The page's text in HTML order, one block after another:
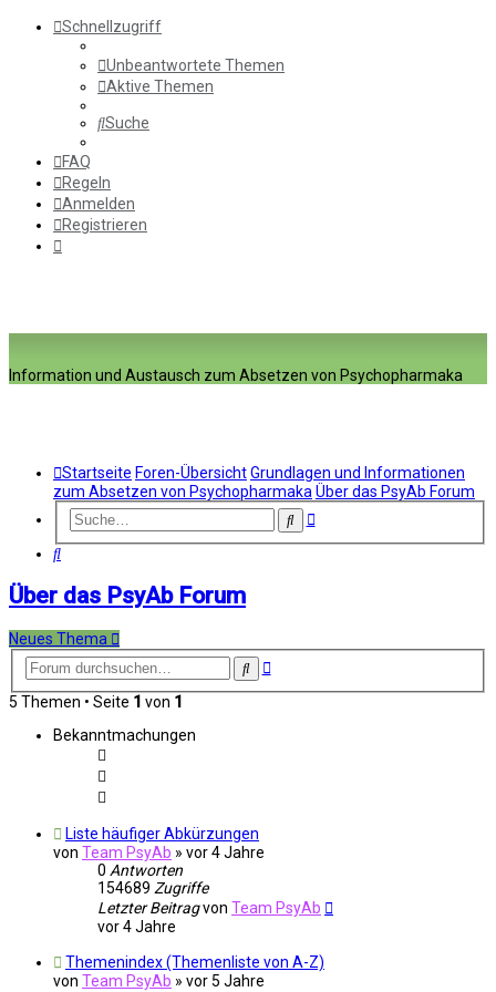
Schnellzugriff
Unbeantwortete Themen
Aktive Themen
Suche
FAQ
Regeln
Anmelden
Registrieren
Information und Austausch zum Absetzen von Psychopharmaka
Startseite Foren-ÜbersichtGrundlagen und Informationen
zum Absetzen von Psychopharmaka Über das PsyAb Forum
SucheErweiterte
Suche
Über das PsyAb Forum
Neues Thema
SucheErweiterte
5 Themen • Seite 1 von 1
Bekanntmachungen
Liste häufiger Abkürzungen
von Team PsyAb » vor 4 Jahre
0 Antworten
154689 Zugriffe
Letzter Beitragvon Team PsyAb
vor 4 Jahre
Themenindex (Themenliste von A-Z)
von Team PsyAb » vor 5 Jahre